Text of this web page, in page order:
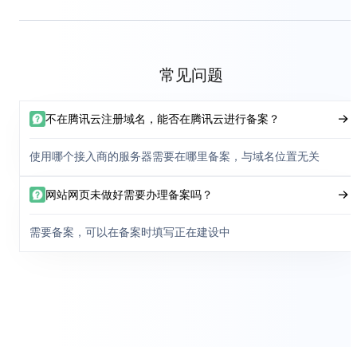
常见问题
不在腾讯云注册域名，能否在腾讯云进行备案？
使用哪个接入商的服务器需要在哪里备案，与域名位置无关
网站网页未做好需要办理备案吗？
需要备案，可以在备案时填写正在建设中